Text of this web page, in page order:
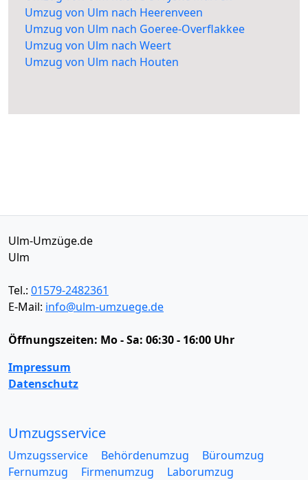
Umzug von Ulm nach Heerenveen
Umzug von Ulm nach Goeree-Overflakkee
Umzug von Ulm nach Weert
Umzug von Ulm nach Houten
Ulm-Umzüge.de
Ulm
Tel.: 01579-2482361
E-Mail: info@ulm-umzuege.de
Öffnungszeiten: Mo - Sa: 06:30 - 16:00 Uhr
Impressum
Datenschutz
Umzugsservice
Umzugsservice Behördenumzug
Büroumzug
Fernumzug
Firmenumzug
Laborumzug